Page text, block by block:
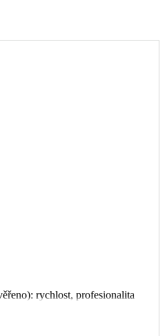
rychlost, profesionalita